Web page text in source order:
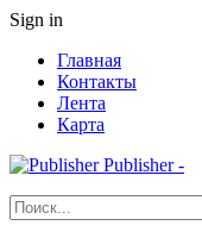
Sign in
Главная
Контакты
Лента
Карта
Publisher -